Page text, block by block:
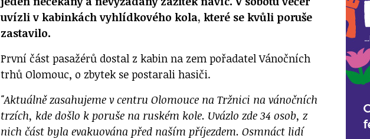
uvízli v kabinkách vyhlídkového kola, které se kvůli poruše
zastavilo.
První část pasažérů dostal z kabin na zem pořadatel Vánočních
trhů Olomouc, o zbytek se postarali hasiči.
"Aktuálně zasahujeme v centru Olomouce na Tržnici na vánočních
trzích, kde došlo k poruše na ruském kole. Uvázlo zde 34 osob, z
nich část byla evakuována před naším příjezdem. Osmnáct lidí